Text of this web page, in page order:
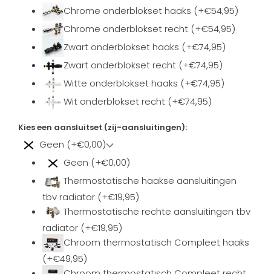
Chrome onderblokset haaks (+€54,95)
Chrome onderblokset recht (+€54,95)
Zwart onderblokset haaks (+€74,95)
Zwart onderblokset recht (+€74,95)
Witte onderblokset haaks (+€74,95)
Wit onderblokset recht (+€74,95)
Kies een aansluitset (zij-aansluitingen):
Geen (+€0,00)
Geen (+€0,00)
Thermostatische haakse aansluitingen
tbv radiator (+€19,95)
Thermostatische rechte aansluitingen tbv
radiator (+€19,95)
Chroom thermostatisch Compleet haaks
(+€49,95)